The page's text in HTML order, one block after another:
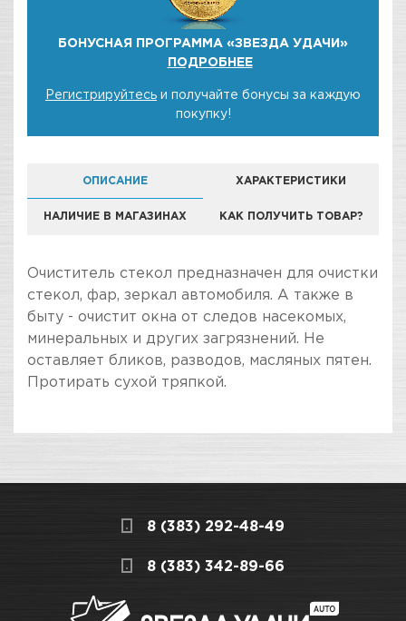
БОНУСНАЯ ПРОГРАММА «ЗВЕЗДА УДАЧИ»
ПОДРОБНЕЕ
Регистрируйтесь и получайте бонусы за каждую
покупку!
ОПИСАНИЕ ХАРАКТЕРИСТИКИ
НАЛИЧИЕ В МАГАЗИНАХ КАК ПОЛУЧИТЬ ТОВАР?
Очиститель стекол предназначен для очистки
стекол, фар, зеркал автомобиля. А также в
быту - очистит окна от следов насекомых,
минеральных и других загрязнений. Не
оставляет бликов, разводов, масляных пятен.
Протирать сухой тряпкой.
СКЛАДСКОЙ КОМПЛЕКС
Много
получение товара максимально комфортными,
поэтому подготовили для Вас самую
8 (383) 292-48-49
8 (383) 342-89-66